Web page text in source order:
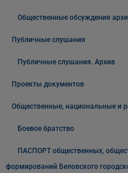
Общественные обсуждения
Публичные слушания
Публичные слушания. Архив
Проекты документов
Общественные, национальные и
Боевое братство
ПАСПОРТ общественных,
формирований Беловского